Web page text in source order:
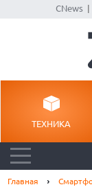
CNews|
ТЕХНИКА
Главная